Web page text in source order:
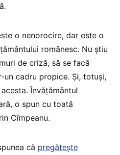
o nenorocire, dar este o
românesc. Nu ştiu
de criză, să se facă
un cadru propice. Şi, totuşi,
Învăţământul
o spun cu toată
Cîmpeanu.
că pregătește